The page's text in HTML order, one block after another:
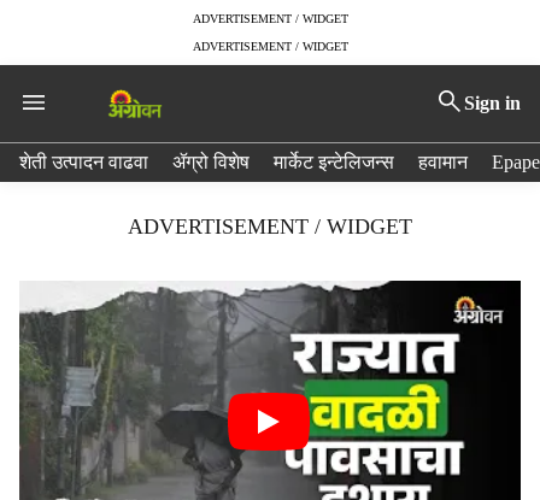
ADVERTISEMENT / WIDGET
ADVERTISEMENT / WIDGET
Sign in
e
शेती उत्पादन वाढवा ॲग्रो विशेष मार्केट इन्टेलिजन्स हवामान
ADVERTISEMENT / WIDGET